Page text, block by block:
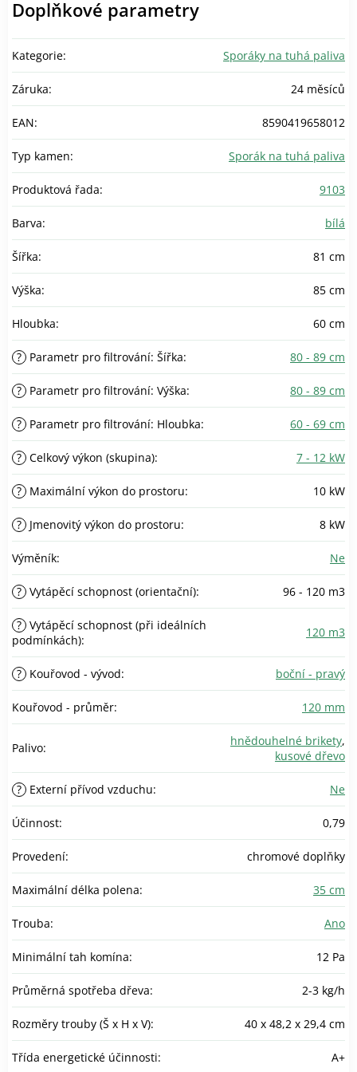
Doplňkové parametry
Kategorie: Sporáky na tuhá paliva
Záruka: 24 měsíců
EAN: 8590419658012
Typ kamen: Sporák na tuhá paliva
Produktová řada: 9103
Barva: bílá
Šířka: 81 cm
Výška: 85 cm
Hloubka: 60 cm
? Parametr pro filtrování: Šířka: 80 - 89 cm
? Parametr pro filtrování: Výška: 80 - 89 cm
? Parametr pro filtrování: Hloubka: 60 - 69 cm
? Celkový výkon (skupina): 7 - 12 kW
? Maximální výkon do prostoru: 10 kW
? Jmenovitý výkon do prostoru: 8 kW
Výměník: Ne
? Vytápěcí schopnost (orientační): 96 - 120 m3
? Vytápěcí schopnost (při ideálních
podmínkách):
120 m3
? Kouřovod - vývod: boční - pravý
Kouřovod - průměr: 120 mm
Palivo: hnědouhelné brikety,
kusové dřevo
? Externí přívod vzduchu: Ne
Účinnost: 0,79
Provedení: chromové doplňky
Maximální délka polena: 35 cm
Trouba: Ano
Minimální tah komína: 12 Pa
Průměrná spotřeba dřeva: 2-3 kg/h
Rozměry trouby (Š x H x V): 40 x 48,2 x 29,4 cm
Třída energetické účinnosti: A+